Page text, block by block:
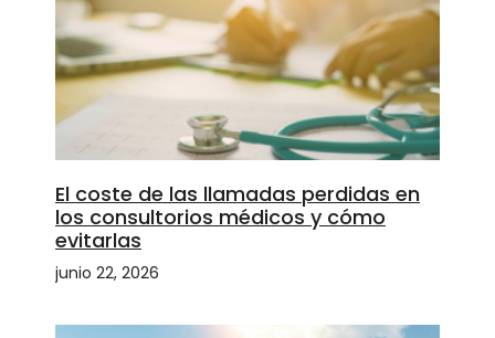
El coste de las llamadas perdidas en
los consultorios médicos y cómo
evitarlas
junio 22, 2026